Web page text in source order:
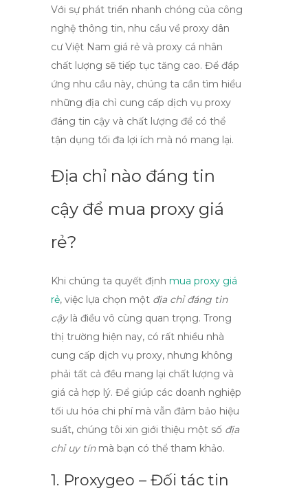
Với sự phát triển nhanh chóng của công
nghệ thông tin, nhu cầu về proxy dân
cư Việt Nam giá rẻ và proxy cá nhân
chất lượng sẽ tiếp tục tăng cao. Để đáp
ứng nhu cầu này, chúng ta cần tìm hiểu
những địa chỉ cung cấp dịch vụ proxy
đáng tin cậy và chất lượng để có thể
tận dụng tối đa lợi ích mà nó mang lại.
Địa chỉ nào đáng tin
cậy để mua proxy giá
rẻ?
Khi chúng ta quyết định mua proxy giá
rẻ, việc lựa chọn một địa chỉ đáng tin
cậylà điều vô cùng quan trọng. Trong
thị trường hiện nay, có rất nhiều nhà
cung cấp dịch vụ proxy, nhưng không
phải tất cả đều mang lại chất lượng và
giá cả hợp lý. Để giúp các doanh nghiệp
tối ưu hóa chi phí mà vẫn đảm bảo hiệu
suất, chúng tôi xin giới thiệu một số địa
chỉ uy tínmà bạn có thể tham khảo.
1. Proxygeo – Đối tác tin